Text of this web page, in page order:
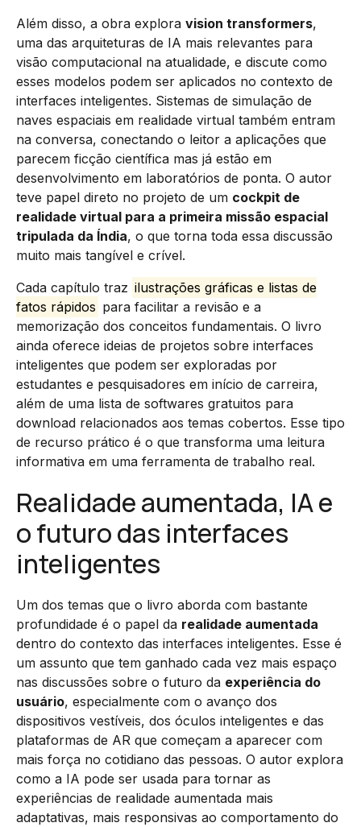
Além disso, a obra explora vision transformers,
uma das arquiteturas de IA mais relevantes para
visão computacional na atualidade, e discute como
esses modelos podem ser aplicados no contexto de
interfaces inteligentes. Sistemas de simulação de
naves espaciais em realidade virtual também entram
na conversa, conectando o leitor a aplicações que
parecem ficção científica mas já estão em
desenvolvimento em laboratórios de ponta. O autor
teve papel direto no projeto de um cockpit de
realidade virtual para a primeira missão espacial
tripulada da Índia, o que torna toda essa discussão
muito mais tangível e crível.
Cada capítulo traz ilustrações gráficas e listas de
fatos rápidos para facilitar a revisão e a
memorização dos conceitos fundamentais. O livro
ainda oferece ideias de projetos sobre interfaces
inteligentes que podem ser exploradas por
estudantes e pesquisadores em início de carreira,
além de uma lista de softwares gratuitos para
download relacionados aos temas cobertos. Esse tipo
de recurso prático é o que transforma uma leitura
informativa em uma ferramenta de trabalho real.
Realidade aumentada, IA e
o futuro das interfaces
inteligentes
Um dos temas que o livro aborda com bastante
profundidade é o papel da realidade aumentada
dentro do contexto das interfaces inteligentes. Esse é
um assunto que tem ganhado cada vez mais espaço
nas discussões sobre o futuro da experiência do
usuário, especialmente com o avanço dos
dispositivos vestíveis, dos óculos inteligentes e das
plataformas de AR que começam a aparecer com
mais força no cotidiano das pessoas. O autor explora
como a IA pode ser usada para tornar as
experiências de realidade aumentada mais
adaptativas, mais responsivas ao comportamento do